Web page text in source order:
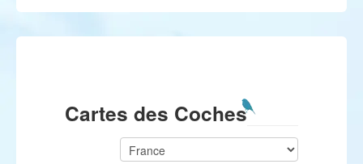
Cartes des Coches